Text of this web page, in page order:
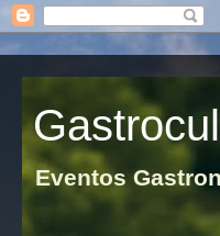
Eventos